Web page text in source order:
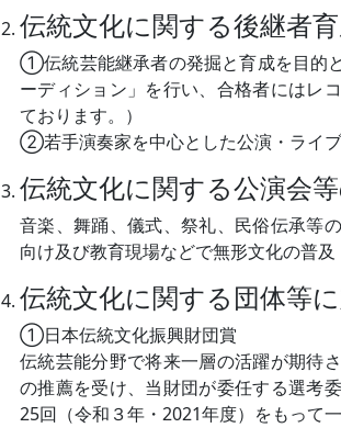
伝統文化に関する後継者
①伝統芸能継承者の発掘と育成を目的
ーディション」を行い、合格者にはレ
ております。）
②若手演奏家を中心とした公演・ライ
伝統文化に関する公演会
音楽、舞踊、儀式、祭礼、民俗伝承等
向け及び教育現場などで無形文化の普及
伝統文化に関する団体等
①日本伝統文化振興財団賞
伝統芸能分野で将来一層の活躍が期待
の推薦を受け、当財団が委任する選考
25回（令和３年・2021年度）をもって